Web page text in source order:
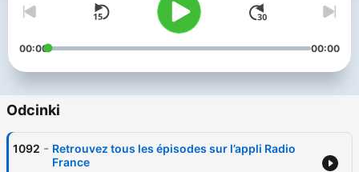
00:00 00:00
Odcinki
1092 - Retrouvez tous les épisodes sur l’appli Radio
France